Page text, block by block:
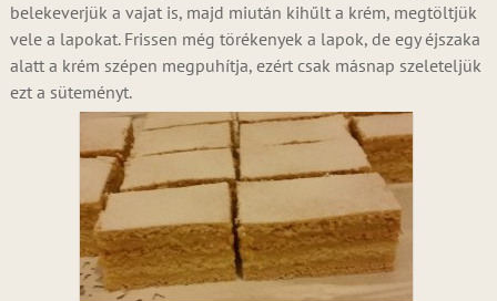
belekeverjük a vajat is, majd miután kihűlt a krém, megtöltjük
vele a lapokat. Frissen még törékenyek a lapok, de egy éjszaka
alatt a krém szépen megpuhítja, ezért csak másnap szeleteljük
ezt a süteményt.